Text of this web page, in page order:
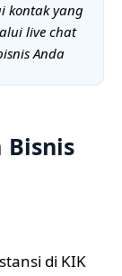
kontak yang
live chat
Anda
Bisnis
di KIK